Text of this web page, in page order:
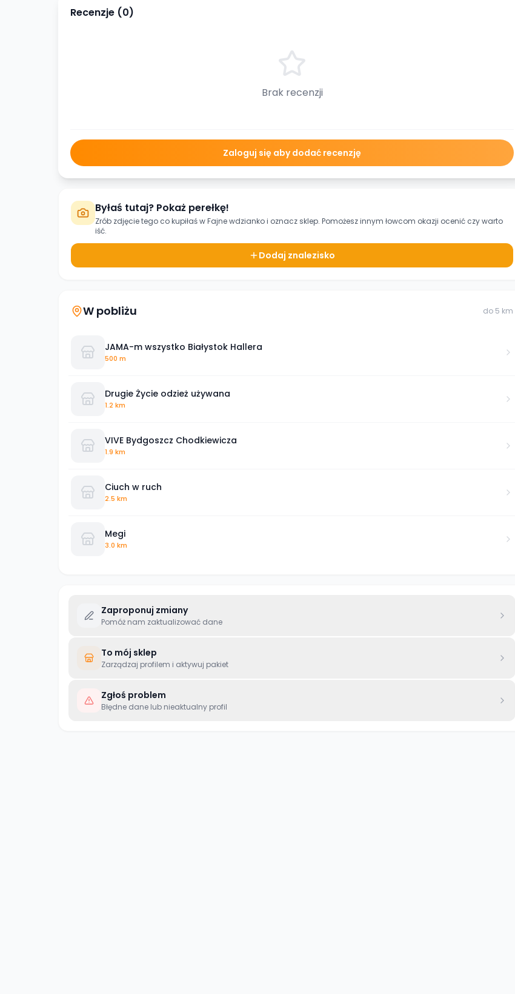
Recenzje (0)
Brak recenzji
Zaloguj się aby dodać recenzję
Byłaś tutaj? Pokaż perełkę!
Zrób zdjęcie tego co kupiłaś wFajne wdziankoi oznacz sklep. Pomożesz innym łowcom okazji ocenić czy warto
iść.
Dodaj znalezisko
W pobliżu do 5 km
JAMA-m wszystko Białystok Hallera
500 m
Drugie Życie odzież używana
1.2 km
VIVE Bydgoszcz Chodkiewicza
1.9 km
Ciuch w ruch
2.5 km
Megi
3.0 km
Zaproponuj zmiany
Pomóż nam zaktualizować dane
To mój sklep
Zarządzaj profilem i aktywuj pakiet
Zgłoś problem
Błędne dane lub nieaktualny profil